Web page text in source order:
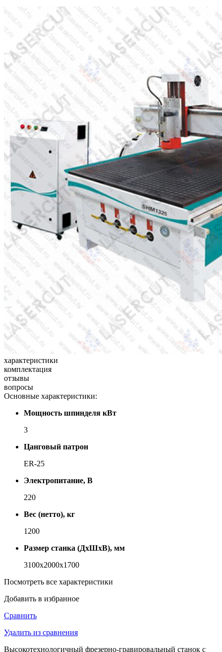
характеристики
комплектация
отзывы
вопросы
Основные характеристики:
Мощность шпинделя кВт
3
Цанговый патрон
ER-25
Электропитание, В
220
Вес (нетто), кг
1200
Размер станка (ДхШхВ), мм
3100х2000х1700
Посмотреть все характеристики
Добавить в избранное
Сравнить
Удалить из сравнения
Высокотехнологичный фрезерно-гравировальный станок с